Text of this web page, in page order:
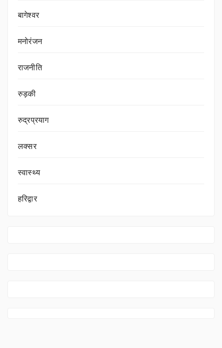
बागेश्वर
मनोरंजन
राजनीति
रुड़की
रुद्रप्रयाग
लक्सर
स्वास्थ्य
हरिद्वार